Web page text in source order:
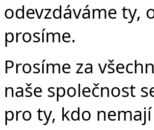
odevzdáváme ty,
prosíme.
Prosíme za
naše společnost
pro ty, kdo